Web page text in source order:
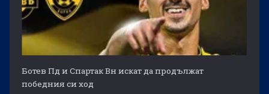
Ботев Пд и Спартак Вн искат да продължат
победния си ход